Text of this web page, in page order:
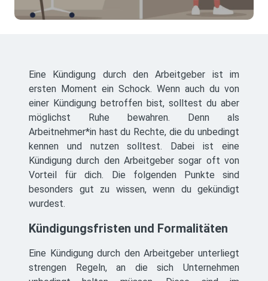
Eine Kündigung durch den Arbeitgeber ist im
ersten Moment ein Schock. Wenn auch du von
einer Kündigung betroffen bist, solltest du aber
möglichst Ruhe bewahren. Denn als
Arbeitnehmer*in hast du Rechte, die du unbedingt
kennen und nutzen solltest. Dabei ist eine
Kündigung durch den Arbeitgeber sogar oft von
Vorteil für dich. Die folgenden Punkte sind
besonders gut zu wissen, wenn du gekündigt
wurdest.
Kündigungsfristen und Formalitäten
Eine Kündigung durch den Arbeitgeber unterliegt
strengen Regeln, an die sich Unternehmen